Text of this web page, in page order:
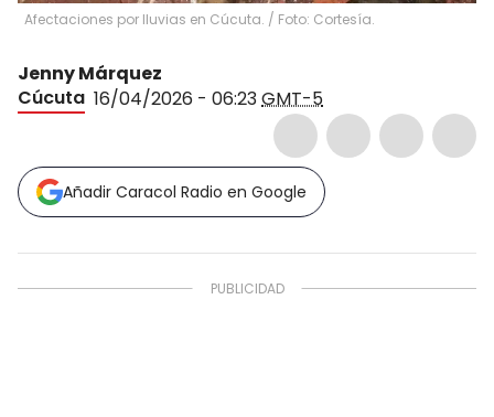
Afectaciones por lluvias en Cúcuta. / Foto: Cortesía.
Jenny Márquez
Cúcuta 16/04/2026 - 06:23GMT-5
Añadir Caracol Radio en Google